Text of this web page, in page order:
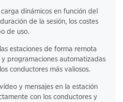
dinámicos en función del
de la sesión, los costes
de uso.
estaciones de forma remota
programaciones automatizadas
conductores más valiosos.
y mensajes en la estación
con los conductores y